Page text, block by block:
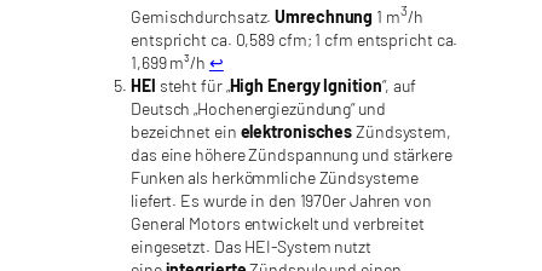
Gemischdurchsatz.Umrechnung 1 m3/h
entspricht ca. 0,589 cfm; 1 cfm entspricht ca.
1,699 m³/h ↩︎
HEI steht für „High Energy Ignition“, auf
Deutsch „Hochenergiezündung“ und
bezeichnet ein elektronischesZündsystem,
das eine höhere Zündspannung und stärkere
Funken als herkömmliche Zündsysteme
liefert. Es wurde in den 1970er Jahren von
General Motors entwickelt und verbreitet
eingesetzt. Das HEI-System nutzt